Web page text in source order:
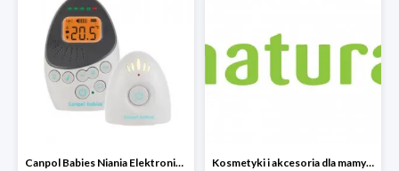
Canpol Babies Niania Elektroniczna Dwukierunkowa -26% Kosmetyki i akcesoria dla mamy i dziecka do -45%